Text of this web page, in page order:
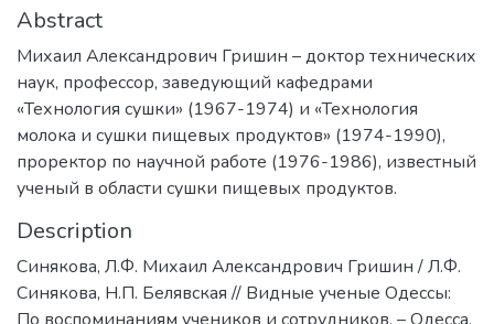
Abstract
Михаил Александрович Гришин – доктор технических
наук, профессор, заведующий кафедрами
«Технология сушки» (1967-1974) и «Технология
молока и сушки пищевых продуктов» (1974-1990),
проректор по научной работе (1976-1986), известный
ученый в области сушки пищевых продуктов.
Description
Синякова, Л.Ф. Михаил Александрович Гришин / Л.Ф.
Синякова, Н.П. Белявская // Видные ученые Одессы: